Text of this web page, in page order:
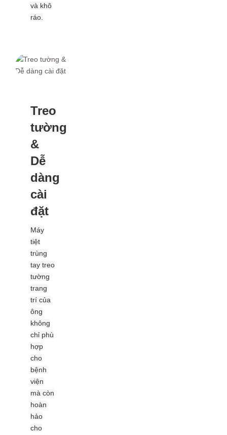
và khô
ráo.
06
Treo
tường
&
Dễ
dàng
cài
đặt
Máy
tiệt
trùng
tay treo
tường
trang
trí của
ông
không
chỉ phù
hợp
cho
bệnh
viện
mà còn
hoàn
hảo
cho